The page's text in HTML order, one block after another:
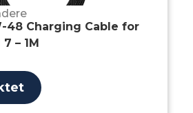
48 Charging Cable for
– 1M